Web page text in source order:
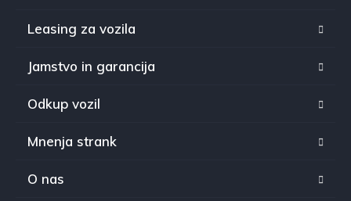
Leasing za vozila
Jamstvo in garancija
Odkup vozil
Mnenja strank
O nas